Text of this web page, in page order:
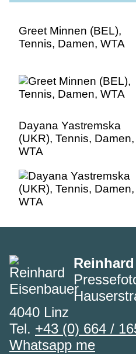
Greet Minnen (BEL),
Tennis, Damen, WTA
Dayana Yastremska
(UKR), Tennis, Damen,
WTA
4040 Linz
Tel. +43 (0) 664 /
Whatsapp me